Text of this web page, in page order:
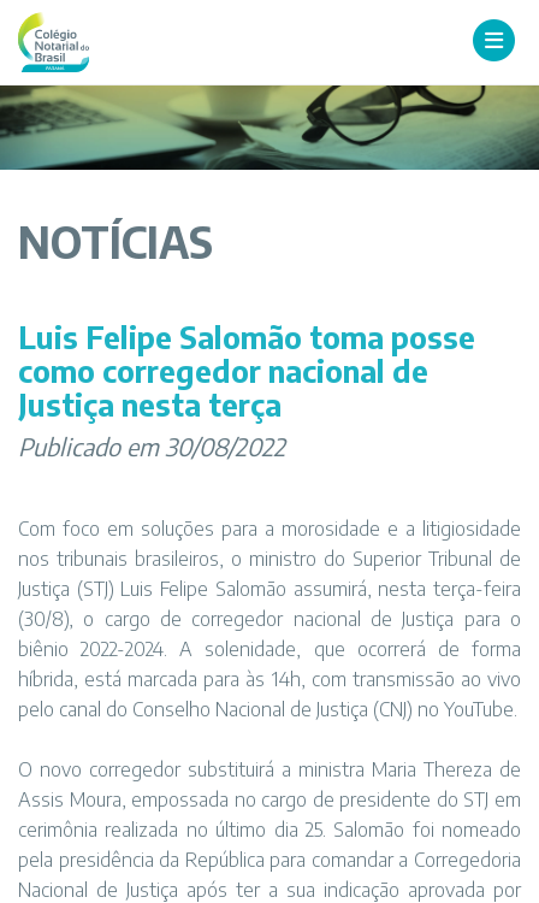
NOTÍCIAS
Luis Felipe Salomão toma posse
como corregedor nacional de
Justiça nesta terça
Publicado em 30/08/2022
Com foco em soluções para a morosidade e a litigiosidade
nos tribunais brasileiros, o ministro do Superior Tribunal de
Justiça (STJ) Luis Felipe Salomão assumirá, nesta terça-feira
(30/8), o cargo de corregedor nacional de Justiça para o
biênio 2022-2024. A solenidade, que ocorrerá de forma
híbrida, está marcada para às 14h, com transmissão ao vivo
pelo canal do Conselho Nacional de Justiça (CNJ) no YouTube.
O novo corregedor substituirá a ministra Maria Thereza de
Assis Moura, empossada no cargo de presidente do STJ em
cerimônia realizada no último dia 25. Salomão foi nomeado
pela presidência da República para comandar a Corregedoria
Nacional de Justiça após ter a sua indicação aprovada por